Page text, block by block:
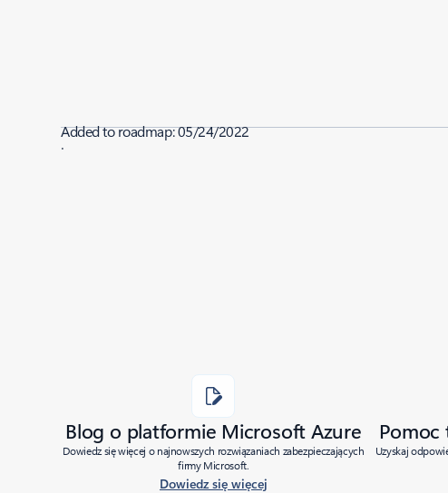
Added to roadmap:05/24/2022
|
Blog o platformie Microsoft Azure
Dowiedz się więcej o najnowszych rozwiązaniach zabezpieczających
firmy Microsoft.
Dowiedz się więcej
Pomoc
Uzyskaj